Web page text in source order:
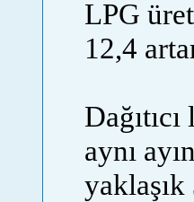
LPG
12,4
aynı